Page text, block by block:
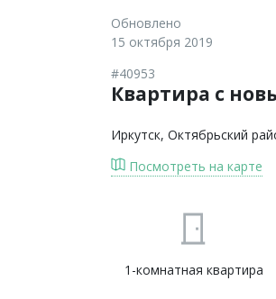
Обновлено
15 октября 2019
Квартира с
#40953
Иркутск, Октябрьский
Посмотреть на карте
1-комнатная квартира